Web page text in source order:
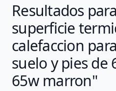
Resultados
superficie
calefaccion
suelo y pies de
65w marron"